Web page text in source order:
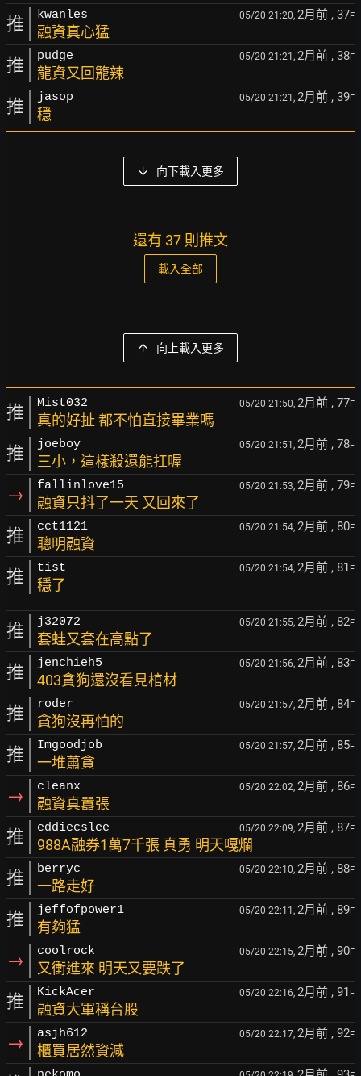
推 kwanles 05/20 21:20, 2月前 , 37F
融資真心猛
推 pudge 05/20 21:21, 2月前 , 38F
龍資又回籠辣
推 jasop 05/20 21:21, 2月前 , 39F
穩
向下載入更多
還有 37 則推文
載入全部
向上載入更多
推 Mist032 05/20 21:50, 2月前 , 77F
真的好扯 都不怕直接畢業嗎
推 joeboy 05/20 21:51, 2月前 , 78F
三小，這樣殺還能扛喔
→ fallinlove15 05/20 21:53, 2月前 , 79F
融資只抖了一天 又回來了
推 cct1121 05/20 21:54, 2月前 , 80F
聰明融資
推 tist 05/20 21:54, 2月前 , 81 F
穩了
推 j32072 05/20 21:55, 2月前 , 82F
套蛙又套在高點了
推 jenchieh5 05/20 21:56, 2月前 , 83F
403貪狗還沒看見棺材
推 roder 05/20 21:57, 2月前 , 84F
貪狗沒再怕的
推 Imgoodjob 05/20 21:57, 2月前 , 85F
一堆蕭貪
→ cleanx 05/20 22:02, 2月前 , 86F
融資真囂張
推 eddiecslee 05/20 22:09, 2月前 , 87F
988A融券1萬7千張 真勇 明天嘎爛
推 berryc 05/20 22:10, 2月前 , 88F
一路走好
推 jeffofpower1 05/20 22:11, 2月前 , 89F
有夠猛
→ coolrock 05/20 22:15, 2月前 , 90F
又衝進來 明天又要跌了
推 KickAcer 05/20 22:16, 2月前 , 91 F
融資大軍稱台股
→ asjh612 05/20 22:17, 2月前 , 92F
櫃買居然資減